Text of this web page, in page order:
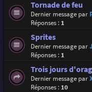
Tornade de feu
Dernier message par
Réponses : 1
Sprites
Dernier message par
Réponses : 1
Trois jours
Dernier message par
Réponses : 10